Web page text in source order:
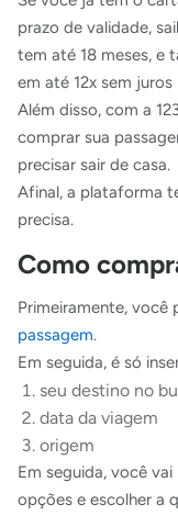
prazo de validade,
tem até 18 meses, e
em até 12x sem
Além disso, com a
comprar sua
precisar sair de casa.
Afinal, a plataforma
precisa.
Como
Primeiramente, você
passagem.
Em seguida, é só
seu destino no
data da viagem
origem
Em seguida, você
opções e escolher a